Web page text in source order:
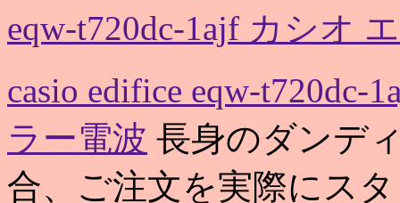
eqw-t720dc-1ajf カシオ
casio edifice eqw-
ラー電波 長身のダンデ
合、ご注文を実際にス